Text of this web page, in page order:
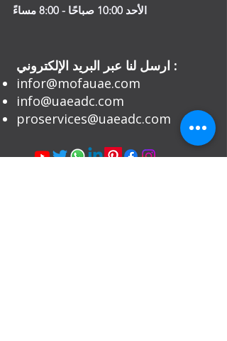
الأحد 10:00 صباحًا - 8:00 مساءً
ارسل لنا عبر البريد الإلكتروني :
infor@mofauae.com
info@uaeadc.com
proservices@uaeadc.com